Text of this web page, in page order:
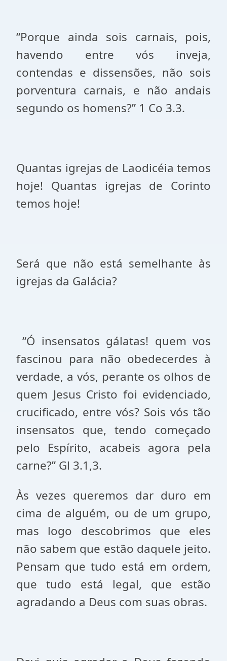
“Porque ainda sois carnais, pois,
havendo entre vós inveja,
contendas e dissensões, não sois
porventura carnais, e não andais
segundo os homens?” 1 Co 3.3.
Quantas igrejas de Laodicéia temos
hoje! Quantas igrejas de Corinto
temos hoje!
Será que não está semelhante às
igrejas da Galácia?
“Ó insensatos gálatas! quem vos
fascinou para não obedecerdes à
verdade, a vós, perante os olhos de
quem Jesus Cristo foi evidenciado,
crucificado, entre vós? Sois vós tão
insensatos que, tendo começado
pelo Espírito, acabeis agora pela
carne?” Gl 3.1,3.
Às vezes queremos dar duro em
cima de alguém, ou de um grupo,
mas logo descobrimos que eles
não sabem que estão daquele jeito.
Pensam que tudo está em ordem,
que tudo está legal, que estão
agradando a Deus com suas obras.